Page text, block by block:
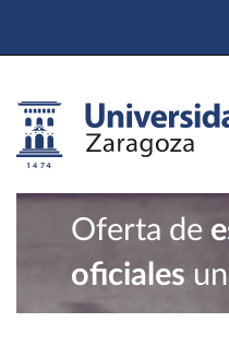
Oferta de
oficiales